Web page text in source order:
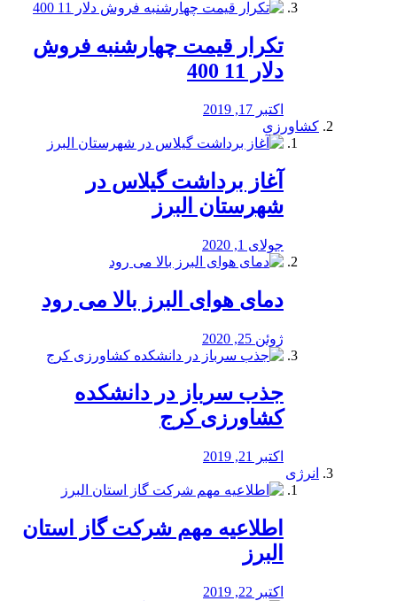
تکرار قیمت چهارشنبه فروش
دلار 11 400
اکتبر 17, 2019
کشاورزی
آغاز برداشت گیلاس در
شهرستان البرز
جولای 1, 2020
دمای هوای البرز بالا می رود
ژوئن 25, 2020
جذب سرباز در دانشکده
کشاورزی کرج
اکتبر 21, 2019
انرژی
️اطلاعیه مهم شرکت گاز استان
البرز
اکتبر 22, 2019